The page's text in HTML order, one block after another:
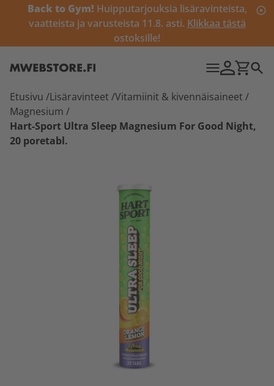
Back to Gym! Huipputarjouksia lisäravinteista,
vaatteista ja varusteista 11.8. asti. Klikkaa tästä
ostoksille!
Etusivu /Lisäravinteet /Vitamiinit & kivennäisaineet /
Magnesium /
Hart-Sport Ultra Sleep Magnesium For Good Night,
20 poretabl.